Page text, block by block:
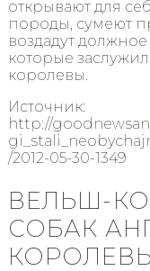
открывают для
породы, сумеют
воздадут
которые
королевы.
Источник:
http://
/2012-05-30-1349
ВЕЛЬШ-
СОБАК